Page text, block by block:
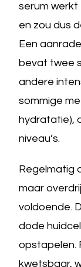
serum
en zou dus
Een
bevat twee
andere
sommige
hydratatie),
niveau’s.
Regelmatig
maar
voldoende.
dode
opstapelen.
kwetsbaar,